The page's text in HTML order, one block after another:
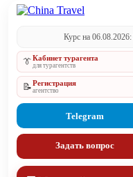
Курс на 06.08.2026:
👔Кабинет турагента
для турагентств
📝Регистрация
агентство
Telegram
Задать вопрос